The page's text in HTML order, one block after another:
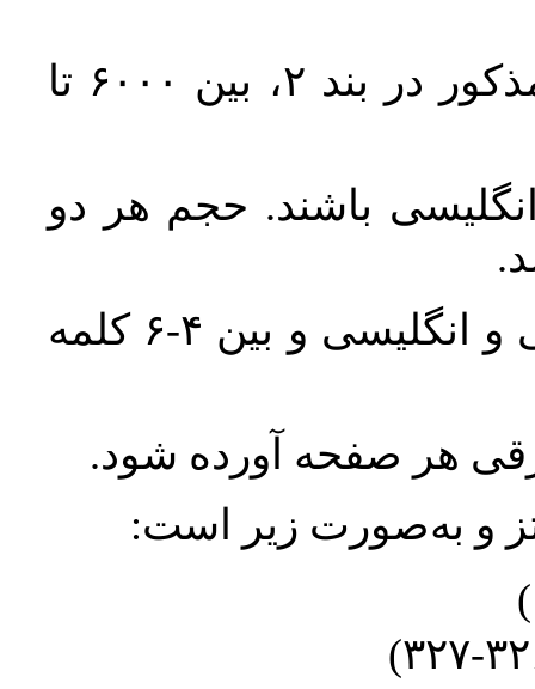
حجم کل مقاله با احتساب تمام بخش‌های مذکور در بند ۲، بین ۶۰۰۰ تا
باشند. حجم هر دو
واژگان کلیدی بلافاصله پس از چکیده فارسی و انگلیسی و بین ۴-۶ کلمه
هر صفحه آورده شود.
و به‌صورت زیر است: